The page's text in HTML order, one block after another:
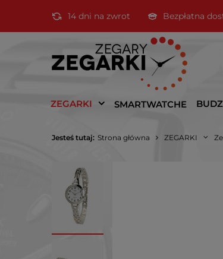
14 dni na zwrot Bezpłatna
ZEGARKI SMARTWATCHE
Jesteś tutaj: Strona główna ZEGARKI